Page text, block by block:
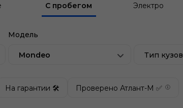
С пробегом Электро
Модель
Mondeo Тип
На гарантии 🛠 Проверено Атлант-М ✅